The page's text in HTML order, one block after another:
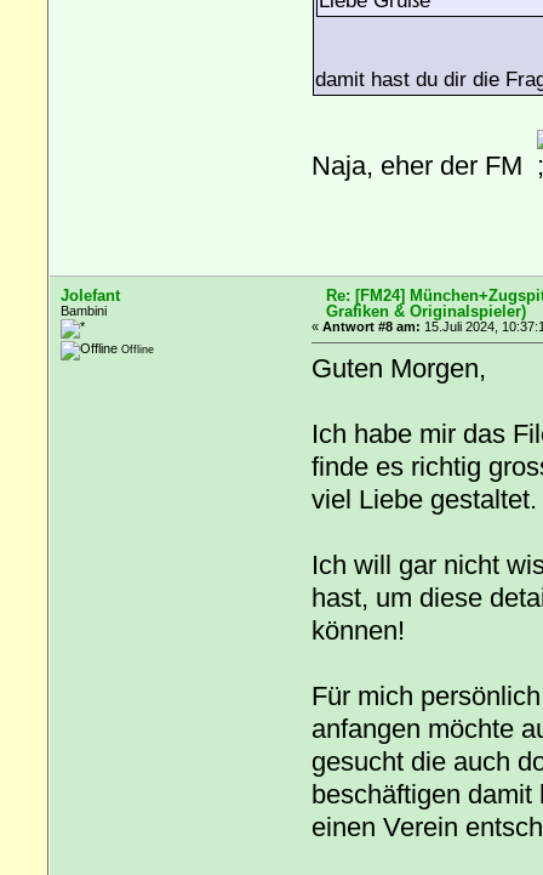
damit hast du dir die
Naja, eher der FM
Jolefant
Bambini
Offline
Re: [FM24]
Grafiken & Originalspieler)
« Antwort #8 am: 15.Juli 2024,
Guten Morgen,
Ich habe mir das
finde es richtig
viel Liebe gestaltet.
Ich will gar nicht
hast, um diese
können!
Für mich
anfangen möchte
gesucht die auch
beschäftigen
einen Verein